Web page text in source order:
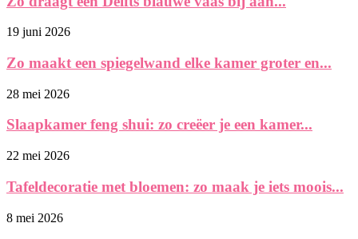
19 juni 2026
Zo maakt een spiegelwand elke kamer groter en...
28 mei 2026
Slaapkamer feng shui: zo creëer je een kamer...
22 mei 2026
Tafeldecoratie met bloemen: zo maak je iets moois...
8 mei 2026